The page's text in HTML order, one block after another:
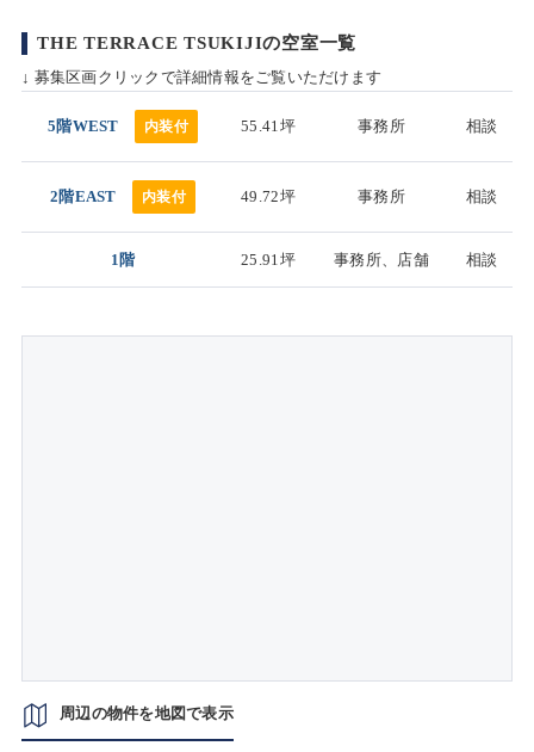
THE TERRACE TSUKIJIの空室一覧
↓ 募集区画クリックで詳細情報をご覧いただけます
5階WEST 内装付 55.41坪 事務所 相談
2階EAST 内装付 49.72坪 事務所 相談
1階 25.91坪 事務所、店舗 相談
周辺の物件を地図で表示